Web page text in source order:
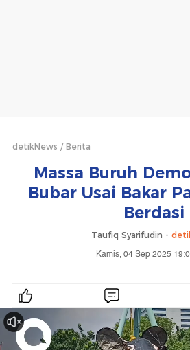
detikNews Berita
Massa Buruh
Bubar Usai Bakar
Berdasi
Taufiq Syarifudin -
Kamis, 04 Sep 2025